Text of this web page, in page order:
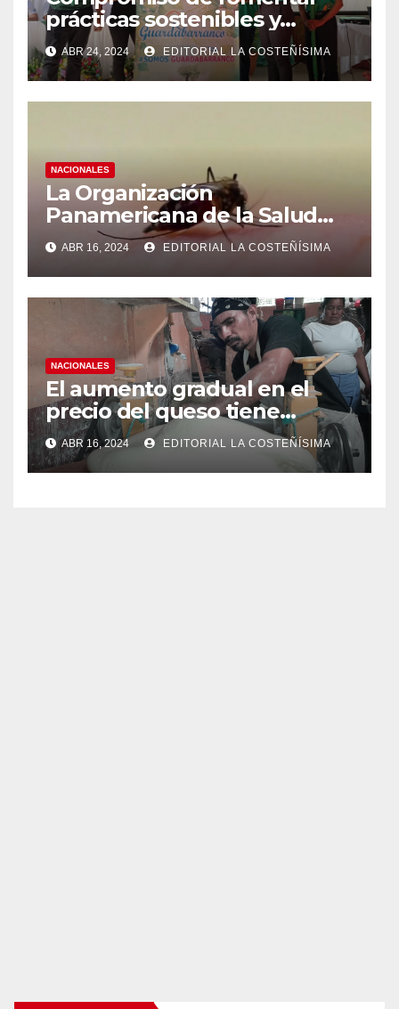
prácticas sostenibles y
conciencia ecológica en las
instituciones educativas
ABR 24, 2024 EDITORIAL LA COSTEÑÍSIMA
NACIONALES
La Organización
Panamericana de la Salud
(OPS), recomienda reforzar
medidas ante el aumento de
casos de dengue
ABR 16, 2024 EDITORIAL LA COSTEÑÍSIMA
NACIONALES
El aumento gradual en el
precio del queso tiene
efectos a las Panaderias
ABR 16, 2024 EDITORIAL LA COSTEÑÍSIMA